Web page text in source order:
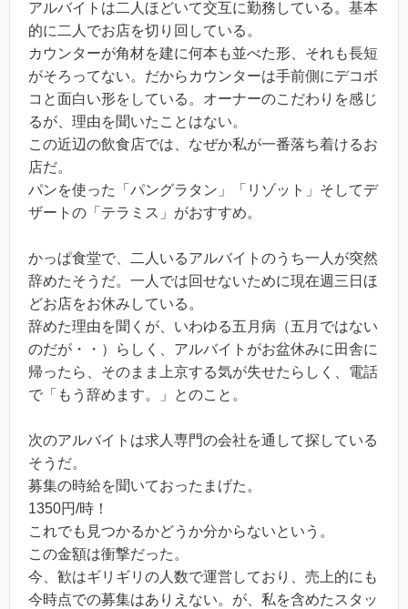
アルバイトは二人ほどいて交互に勤務している。基本
的に二人でお店を切り回している。
カウンターが角材を建に何本も並べた形、それも長短
がそろってない。だからカウンターは手前側にデコボ
コと面白い形をしている。オーナーのこだわりを感じ
るが、理由を聞いたことはない。
この近辺の飲食店では、なぜか私が一番落ち着けるお
店だ。
パンを使った「パングラタン」「リゾット」そしてデ
ザートの「テラミス」がおすすめ。
かっぱ食堂で、二人いるアルバイトのうち一人が突然
辞めたそうだ。一人では回せないために現在週三日ほ
どお店をお休みしている。
辞めた理由を聞くが、いわゆる五月病（五月ではない
のだが・・）らしく、アルバイトがお盆休みに田舎に
帰ったら、そのまま上京する気が失せたらしく、電話
で「もう辞めます。」とのこと。
次のアルバイトは求人専門の会社を通して探している
そうだ。
募集の時給を聞いておったまげた。
1350円/時！
これでも見つかるかどうか分からないという。
この金額は衝撃だった。
今、歓はギリギリの人数で運営しており、売上的にも
今時点での募集はありえない。が、私を含めたスタッ